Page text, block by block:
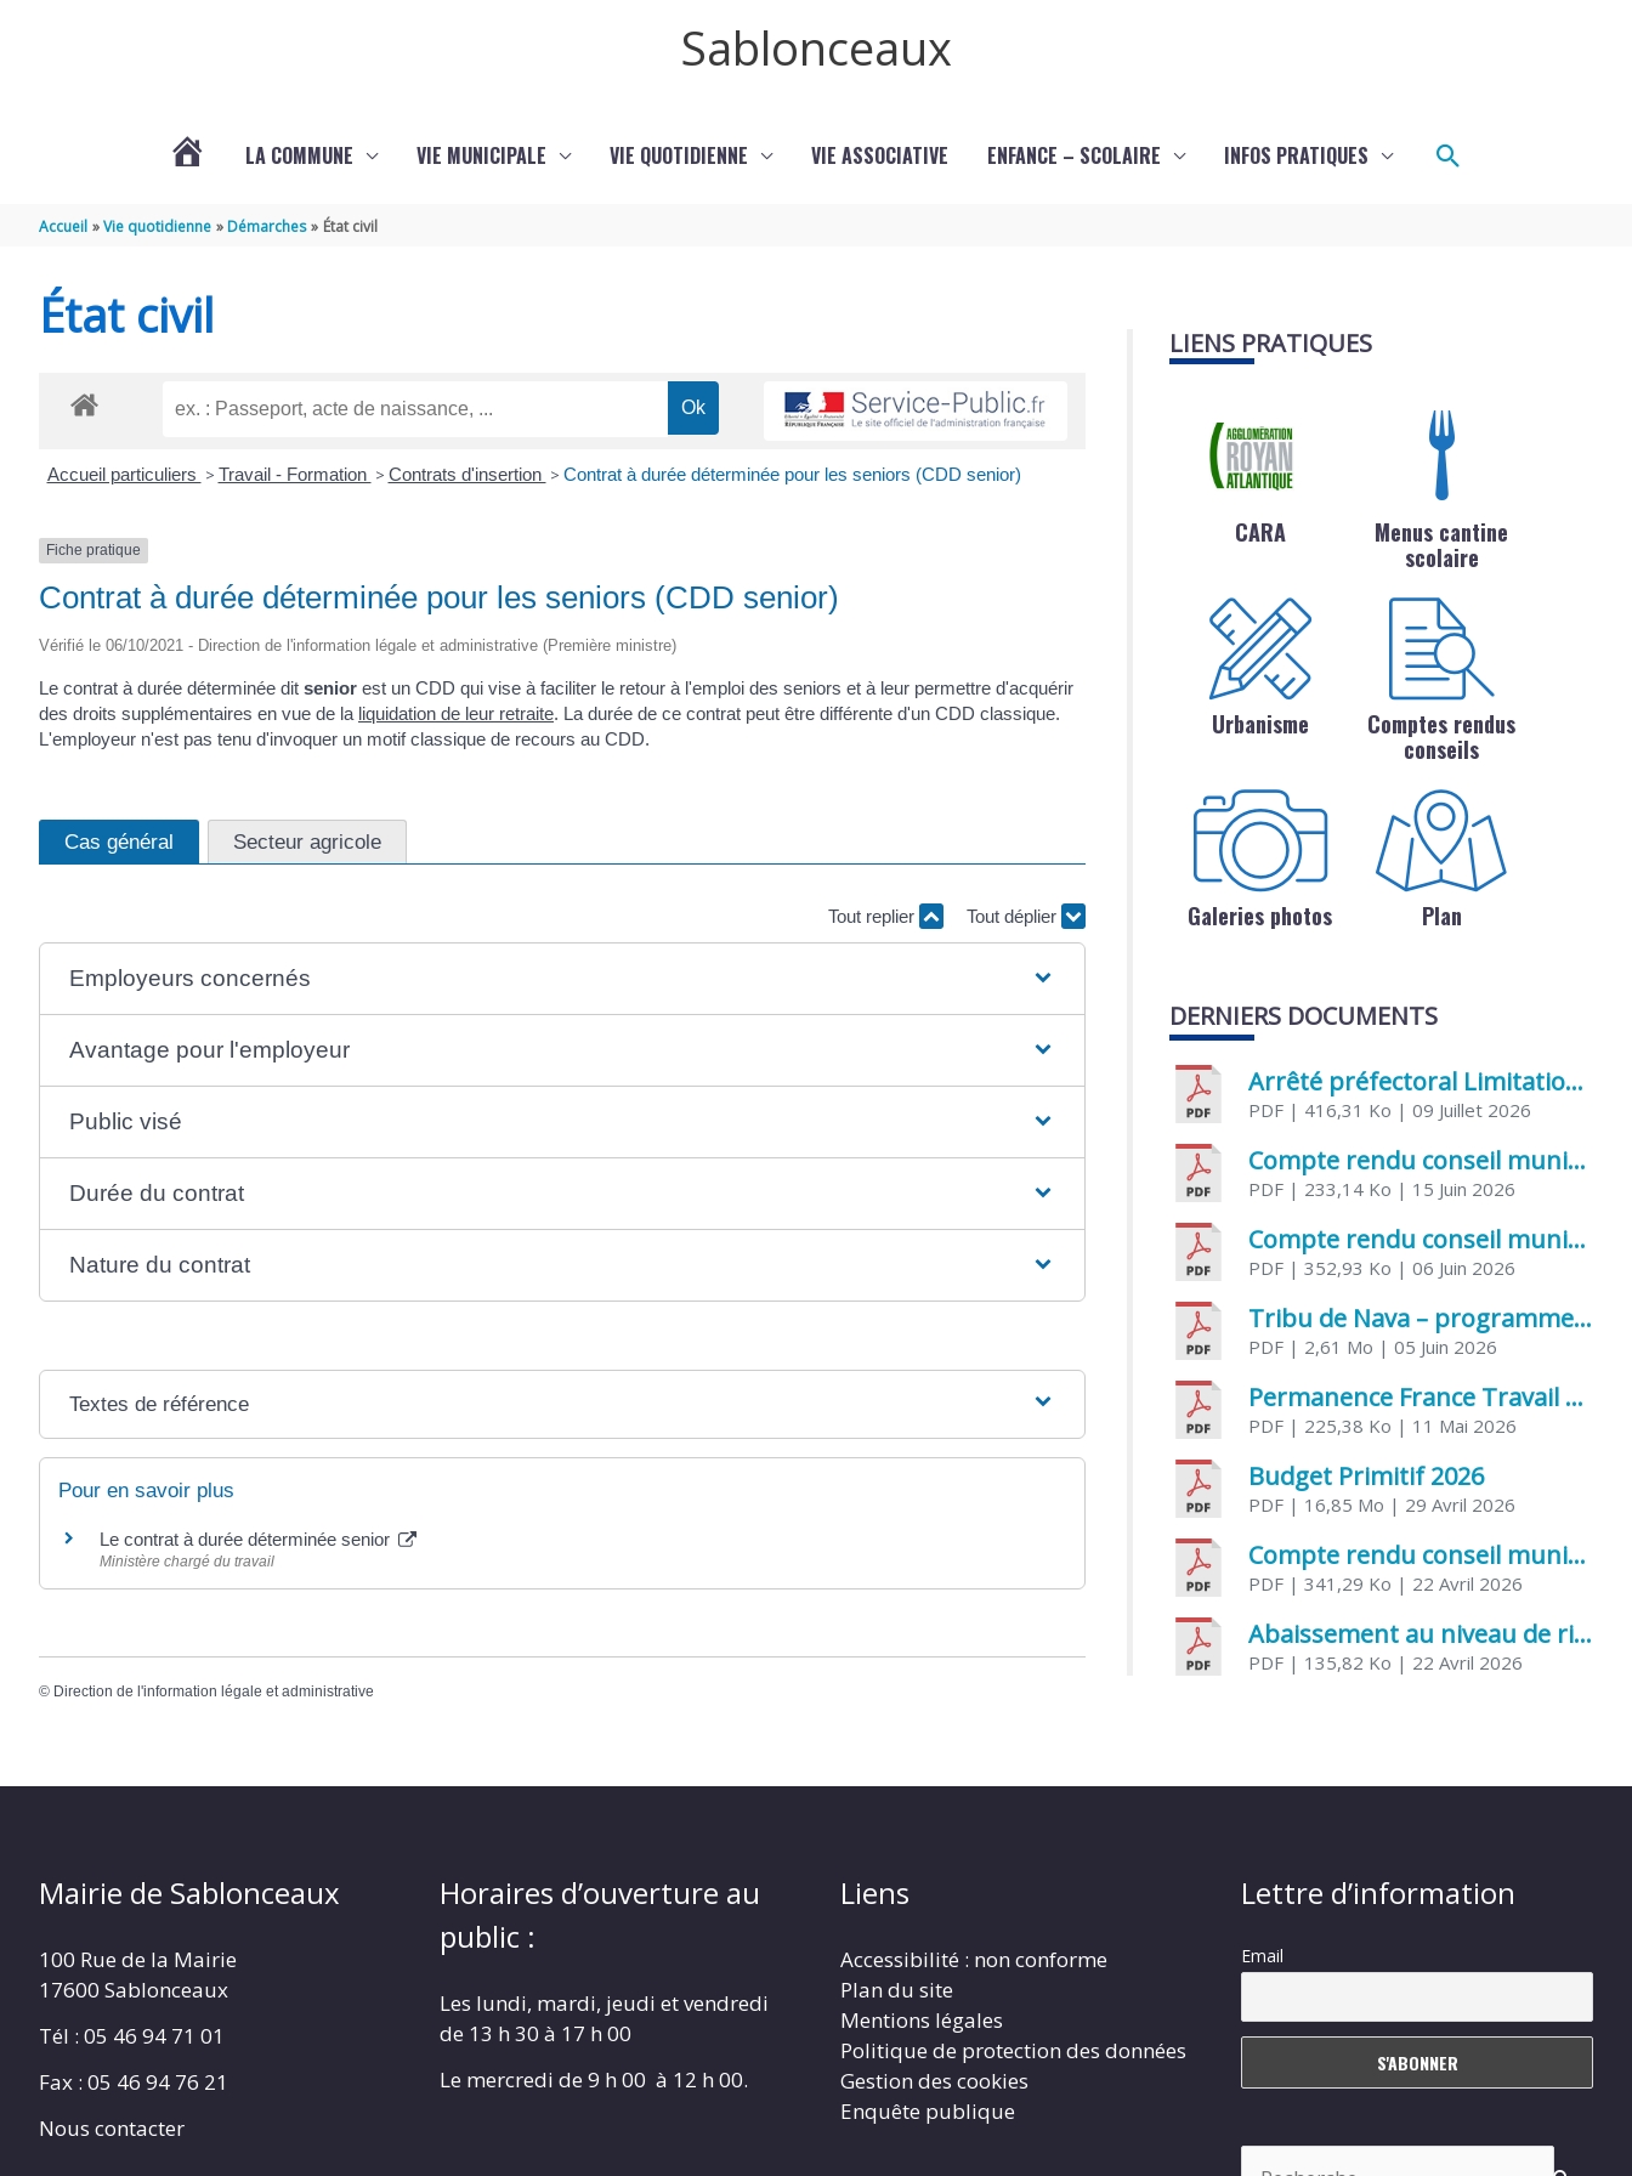
Sablonceaux
LA COMMUNE VIE MUNICIPALE VIE QUOTIDIENNE VIE ASSOCIATIVE ENFANCE – SCOLAIRE INFOS PRATIQUES Rechercher
Accueil Vie quotidienne Démarches État civil
État civil
Accueil particuliers > Travail - Formation > Contrats d'insertion > Contrat à durée déterminée pour les seniors (CDD senior)
Fiche pratique
Contrat à durée déterminée pour les seniors (CDD senior)
Vérifié le 06/10/2021 - Direction de l'information légale et administrative (Première ministre)
Le contrat à durée déterminée dit senior est un CDD qui vise à faciliter le retour à l'emploi des seniors et à leur permettre d'acquérir
des droits supplémentaires en vue de la liquidation de leur retraite. La durée de ce contrat peut être différente d'un CDD classique.
L'employeur n'est pas tenu d'invoquer un motif classique de recours au CDD.
Cas général Secteur agricole
Tout replier Tout déplier
Employeurs concernés
Avantage pour l'employeur
Public visé
Durée du contrat
Nature du contrat
Textes de référence
Pour en savoir plus
Le contrat à durée déterminée senior
Ministère chargé du travail
© Direction de l'information légale et administrative
LIENS PRATIQUES
CARA
Menus cantine
scolaire
Urbanisme
Comptes rendus
conseils
Galeries photos Plan
DERNIERS DOCUMENTS
Arrêté préfectoral Limitation provisoire des usages de l’eau
PDF | 416,31 Ko | 09 Juillet 2026
Compte rendu conseil municipal 5 juin 2026 sénatoriale
PDF | 233,14 Ko | 15 Juin 2026
Compte rendu conseil municipal – 21 avril 2026
PDF | 352,93 Ko | 06 Juin 2026
Tribu de Nava – programme et inscriptions été 2026
PDF | 2,61 Mo | 05 Juin 2026
Permanence France Travail au CCAS de Saujon Juin 2026
PDF | 225,38 Ko | 11 Mai 2026
Budget Primitif 2026
PDF | 16,85 Mo | 29 Avril 2026
Compte rendu conseil municipal – 7 avril 2026
PDF | 341,29 Ko | 22 Avril 2026
Abaissement au niveau de risque modéré de l’Influenza aviaire
PDF | 135,82 Ko | 22 Avril 2026
Mairie de Sablonceaux
100 Rue de la Mairie
17600 Sablonceaux
Tél : 05 46 94 71 01
Fax : 05 46 94 76 21
Nous contacter
Horaires d’ouverture au
public :
Les lundi, mardi, jeudi et vendredi
de 13 h 30 à 17 h 00
Le mercredi de 9 h 00 à 12 h 00.
Liens
Accessibilité : non conforme
Plan du site
Mentions légales
Politique de protection des données
Gestion des cookies
Enquête publique
Lettre d’information
Email